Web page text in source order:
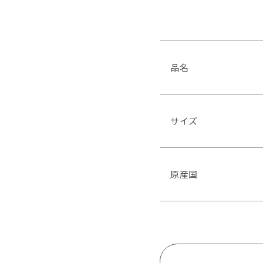
品名
サイズ
原産国